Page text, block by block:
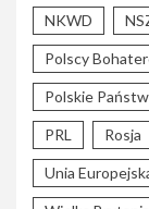
NKWD
Polscy
Polskie
PRL Rosja
Unia